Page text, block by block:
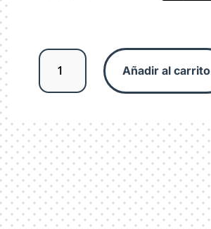
Jarabe
Tomillo/Equinácea
Añadir al carrito